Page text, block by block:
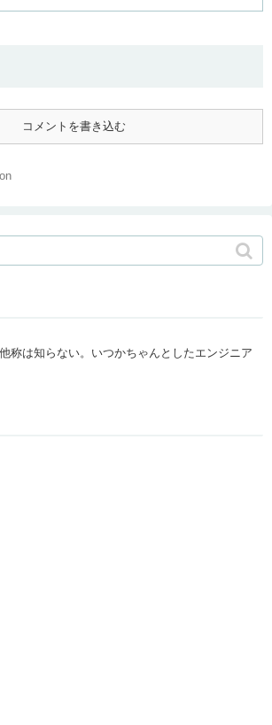
コメントを書き込む
称は知らない。いつかちゃんとしたエンジニア